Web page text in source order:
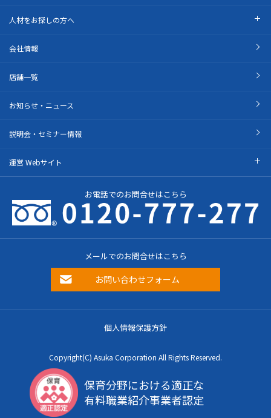
人材をお探しの方へ
会社情報
店舗一覧
お知らせ・ニュース
説明会・セミナー情報
運営 Webサイト
お電話でのお問合せはこちら
メールでのお問合せはこちら
お問い合わせフォーム
個人情報保護方針
Copyright(C) Asuka Corporation All Rights Reserved.
保育分野における適正な
有料職業紹介事業者認定